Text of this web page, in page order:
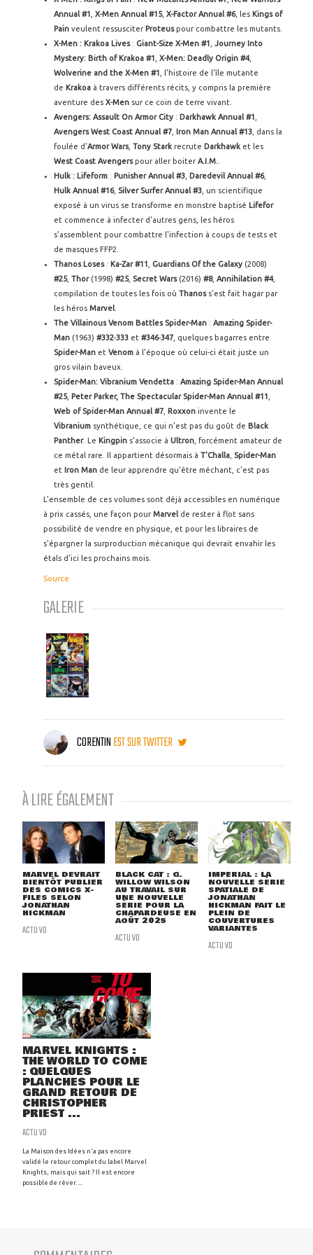
Annual #1 ,X-Men Annual #15, X-Factor Annual #6, les Kings of
Painveulent ressusciter Proteuspour combattre les mutants.
X-Men : Krakoa Lives : Giant-Size X-Men #1 ,Journey Into
Mystery: Birth of Krakoa #1 ,X-Men: Deadly Origin #4,
Wolverine and the X-Men #1 , l'histoire de l'île mutante
de Krakoa à travers différents récits, y compris la première
aventure desX-Men sur ce coin de terre vivant.
Avengers: Assault On Armor City : Darkhawk Annual #1
Avengers West Coast Annual #7 Iron Man Annual #13 , dans la
foulée d'Armor Wars,Tony Stark recrute Darkhawk et les
West Coast Avengerspour aller boiterA.I.M.
Hulk : Lifeform : Punisher Annual #3 Daredevil Annual #6,
Hulk Annual #16, Silver Surfer Annual #3 , un scientifique
exposé à un virus se transforme en monstre baptisé Lifefor
et commence à infecter d'autres gens, les héros
s'assemblent pour combattre l'infection à coups de tests et
de masques FFP2.
Thanos Loses: Ka-Zar #11 Guardians Of the Galaxy (2008)
#25,Thor(1998)#25, Secret Wars(2016)#8,Annihilation #4,
compilation de toutes les fois oùThanoss'est fait hagar par
les hérosMarvel
The Villainous Venom Battles Spider-Man :Amazing Spider-
Man (1963)#332-333 et#346-347 , quelques bagarres entre
Spider-Man etVenom à l'époque où celui-ci était juste un
gros vilain baveux.
Spider-Man: Vibranium Vendetta : Amazing Spider-Man Annual
#25, Peter Parker, The Spectacular Spider-Man Annual #11
Web of Spider-Man Annual #7 Roxxon invente le
Vibranium synthétique, ce qui n'est pas du goût de Black
Panther. Le Kingpin s'associe à Ultron , forcément amateur de
ce métal rare. Il appartient désormais àT'Challa Spider-Man
et Iron Man de leur apprendre qu'être méchant, c'est pas
très gentil.
L'ensemble de ces volumes sont déjà accessibles en numérique
à prix cassés, une façon pourMarvel de rester à flot sans
possibilité de vendre en physique, et pour les libraires de
s'épargner la surproduction mécanique qui devrait envahir les
étals d'ici les prochains mois.
Source
GALERIE
CORENTINEST SUR TWITTER
À LIRE ÉGALEMENT
MARVEL DEVRAIT
BIENTÔT PUBLIER
DES COMICS X-
FILES SELON
JONATHAN
HICKMAN
ACTU VO
BLACK CAT : G.
WILLOW WILSON
AU TRAVAIL SUR
UNE NOUVELLE
SÉRIE POUR LA
CHAPARDEUSE EN
AOÛT 2025
ACTU VO
IMPERIAL : LA
NOUVELLE SÉRIE
SPATIALE DE
JONATHAN
HICKMAN FAIT LE
PLEIN DE
COUVERTURES
VARIANTES
ACTU VO
MARVEL KNIGHTS :
THE WORLD TO COME
: QUELQUES
PLANCHES POUR LE
GRAND RETOUR DE
CHRISTOPHER
PRIEST ...
ACTU VO
La Maison des Idées n'a pas encore
validé le retour complet du label Marvel
Knights, mais qui sait ? Il est encore
possible de rêver. ...